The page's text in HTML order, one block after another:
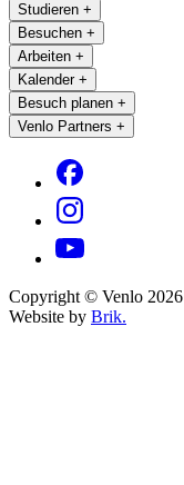
Studieren +
Besuchen +
Arbeiten +
Kalender +
Besuch planen +
Venlo Partners +
Copyright © Venlo 2026
Website by Brik.